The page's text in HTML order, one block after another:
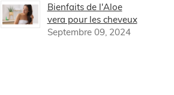
Bienfaits de l'Aloe
vera pour les cheveux
Septembre 09, 2024